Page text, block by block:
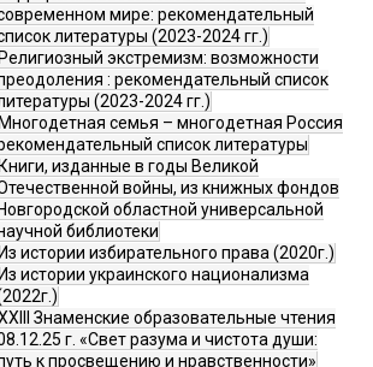
мире: рекомендательный
литературы (2023-2024 гг.)
Религиозный экстремизм: возможности
: рекомендательный список
(2023-2024 гг.)
Многодетная семья – многодетная Россия
список литературы
Книги, изданные в годы Великой
войны, из книжных фондов
Новгородской областной универсальной
библиотеки
Из истории избирательного права (2020г.)
Из истории украинского национализма
Знаменские образовательные чтения
г. «Свет разума и чистота души:
к просвещению и нравственности»